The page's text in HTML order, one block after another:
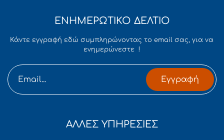
ΕΝΗΜΕΡΩΤΙΚΟ ΔΕΛΤΙΟ
Κάντε εγγραφή εδώ συμπληρώνοντας το email σας, για να
ενημερώνεστε !
Εγγραφή
ΑΛΛΕΣ ΥΠΗΡΕΣΙΕΣ